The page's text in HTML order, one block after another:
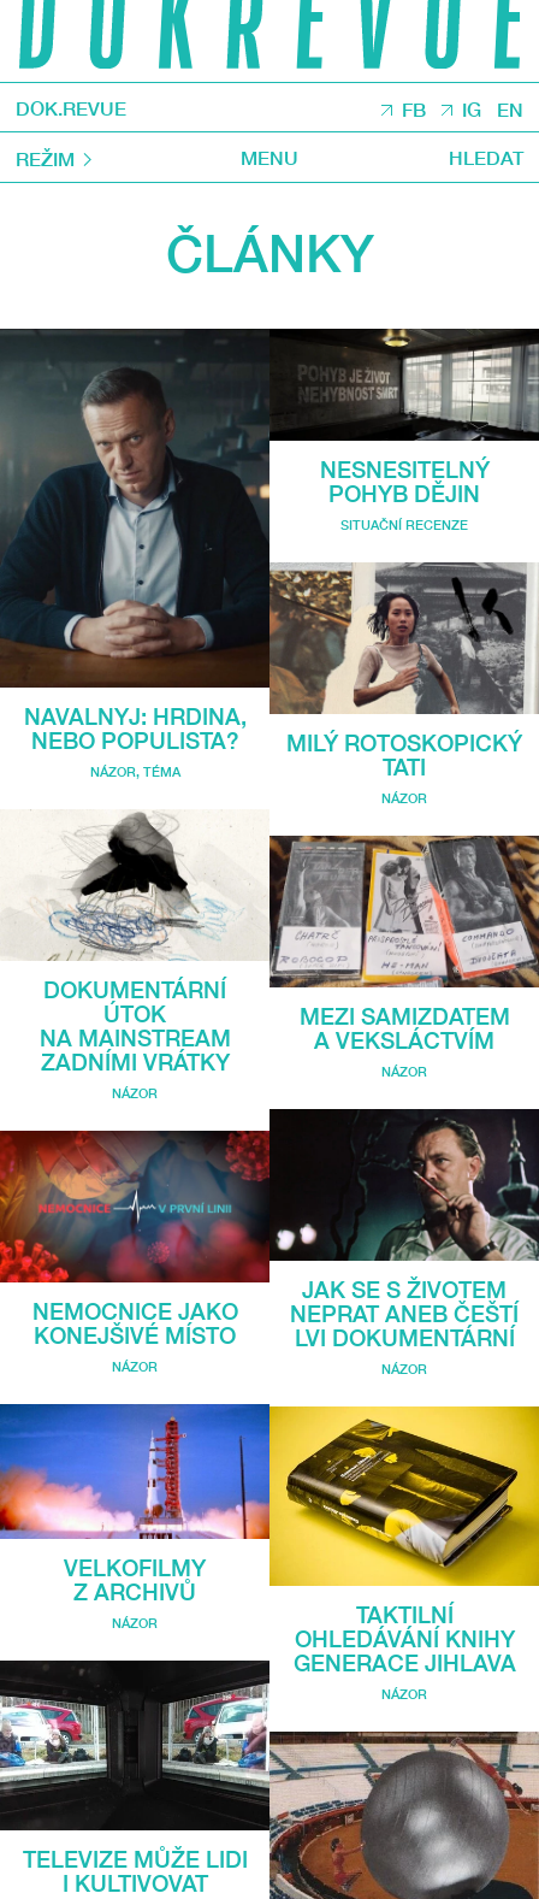
DOK.REVUE FB IG EN
REŽIM MENU HLEDAT
ČLÁNKY
NAVALNYJ: HRDINA,
NEBO POPULISTA?
NÁZOR, TÉMA
DOKUMENTÁRNÍ
ÚTOK
NA MAINSTREAM
ZADNÍMI VRÁTKY
NÁZOR
NEMOCNICE JAKO
KONEJŠIVÉ MÍSTO
NÁZOR
VELKOFILMY
Z ARCHIVŮ
NÁZOR
TELEVIZE MŮŽE LIDI
I KULTIVOVAT
NESNESITELNÝ
POHYB DĚJIN
SITUAČNÍ RECENZE
MILÝ ROTOSKOPICKÝ
TATI
NÁZOR
MEZI SAMIZDATEM
A VEKSLÁCTVÍM
NÁZOR
JAK SE S ŽIVOTEM
NEPRAT ANEB ČEŠTÍ
LVI DOKUMENTÁRNÍ
NÁZOR
TAKTILNÍ
OHLEDÁVÁNÍ KNIHY
GENERACE JIHLAVA
NÁZOR